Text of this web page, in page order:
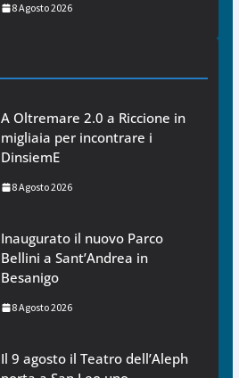
8 Agosto 2026
A Oltremare 2.0 a Riccione in
migliaia per incontrare i
DinsiemE
8 Agosto 2026
Inaugurato il nuovo Parco
Bellini a Sant’Andrea in
Besanigo
8 Agosto 2026
Il 9 agosto il Teatro dell’Aleph